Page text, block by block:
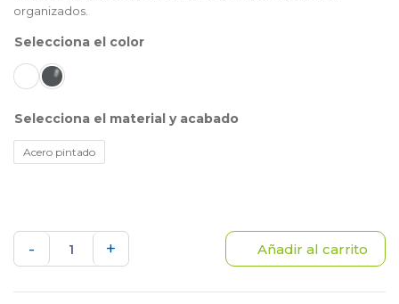
organizados.
color
material y acabado
Acero pintado
-
Soporte
+ Añadir al carrito